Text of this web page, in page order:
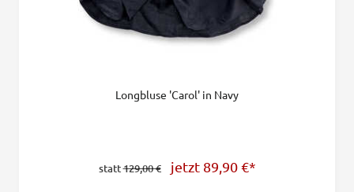
Longbluse 'Carol' in Navy
statt129,00 € jetzt 89,90€*